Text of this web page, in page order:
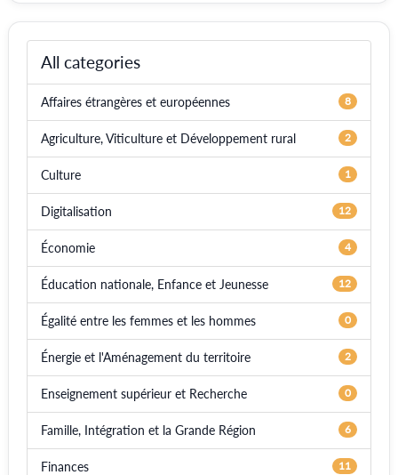
All categories
Affaires étrangères et européennes 8
Agriculture, Viticulture et Développement rural 2
Culture 1
Digitalisation 12
Économie 4
Éducation nationale, Enfance et Jeunesse 12
Égalité entre les femmes et les hommes 0
Énergie et l'Aménagement du territoire 2
Enseignement supérieur et Recherche 0
Famille, Intégration et la Grande Région 6
Finances 11